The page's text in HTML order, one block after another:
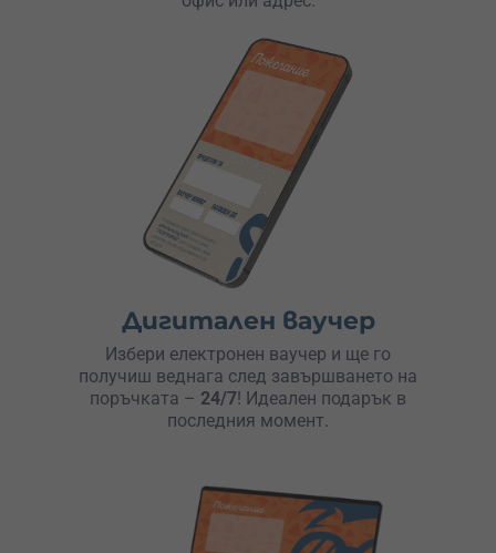
Дигитален ваучер
Избери електронен ваучер и ще го
получиш веднага след завършването на
поръчката – 24/7! Идеален подарък в
последния момент.